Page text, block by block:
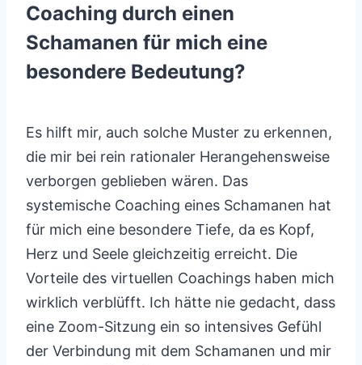
Coaching durch einen
Schamanen für mich eine
besondere Bedeutung?
Es hilft mir, auch solche Muster zu erkennen,
die mir bei rein rationaler Herangehensweise
verborgen geblieben wären. Das
systemische Coaching eines Schamanen hat
für mich eine besondere Tiefe, da es Kopf,
Herz und Seele gleichzeitig erreicht. Die
Vorteile des virtuellen Coachings haben mich
wirklich verblüfft. Ich hätte nie gedacht, dass
eine Zoom-Sitzung ein so intensives Gefühl
der Verbindung mit dem Schamanen und mir